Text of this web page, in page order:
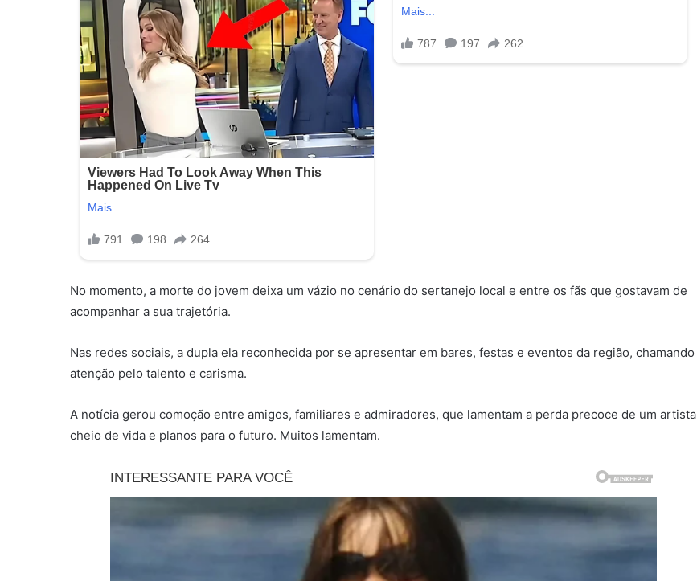
No momento, a morte do jovem deixa um vázio no cenário do sertanejo local e entre os fãs que gostavam de
acompanhar a sua trajetória.
Nas redes sociais, a dupla ela reconhecida por se apresentar em bares, festas e eventos da região, chamando
atenção pelo talento e carisma.
A notícia gerou comoção entre amigos, familiares e admiradores, que lamentam a perda precoce de um artista
cheio de vida e planos para o futuro. Muitos lamentam.